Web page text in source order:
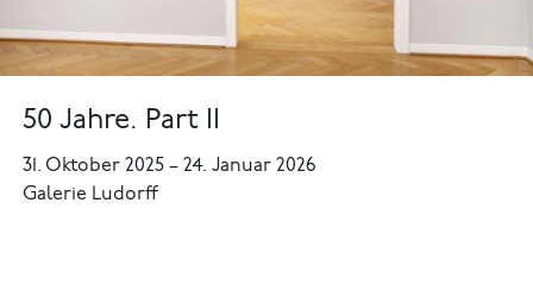
50 Jahre. Part II
31. Oktober 2025–24. Januar 2026
Galerie Ludorff